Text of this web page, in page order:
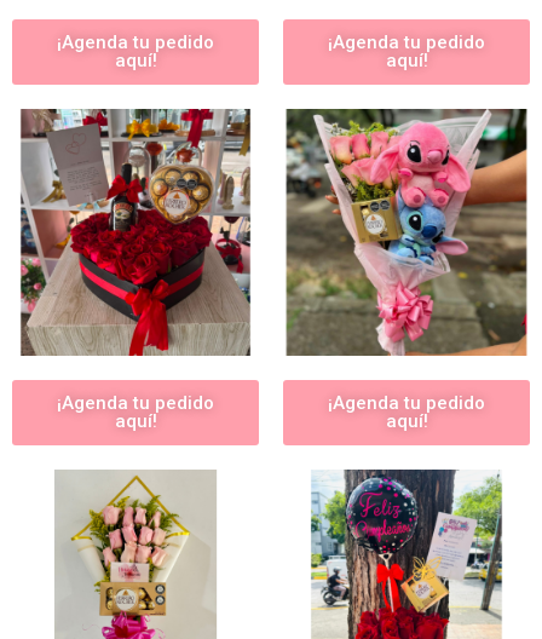
¡Agenda tu pedido
aquí!
¡Agenda tu pedido
aquí!
¡Agenda tu pedido
aquí!
¡Agenda tu pedido
aquí!